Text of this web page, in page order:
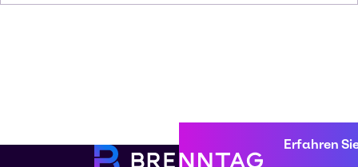
Erfahren